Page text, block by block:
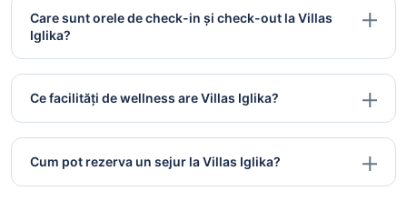
Care sunt orele de check-in și check-out la Villas
Iglika?
Ce facilități de wellness are Villas Iglika?
Cum pot rezerva un sejur la Villas Iglika?